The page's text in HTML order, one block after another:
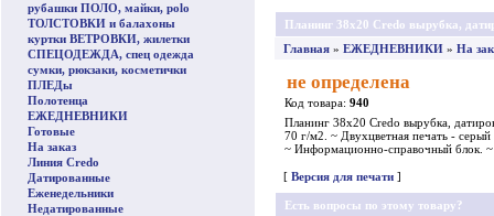
рубашки ПОЛО, майки, polo
ТОЛСТОВКИ и балахоны
куртки ВЕТРОВКИ, жилетки
СПЕЦОДЕЖДА, спец одежда
сумки, рюкзаки, косметички
ПЛЕДы
Полотенца
ЕЖЕДНЕВНИКИ
Готовые
На заказ
Линия Credo
Датированные
Еженедельники
Недатированные
Планинг 38x20 Credo вырубка,
Главная » ЕЖЕДНЕВНИКИ » На
не определена
Код товара: 940
Планинг 38x20 Credo вырубка,
70 г/м2. ~ Двухцветная печать -
~ Информационно-справочный блок. ~
[ Версия для печати ]
Есть вопросы по этому товару?